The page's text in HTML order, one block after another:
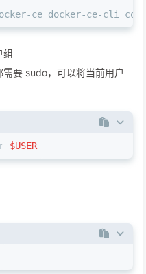
ce docker-ce-cli
组
要 sudo，可以将当前用户
$USER